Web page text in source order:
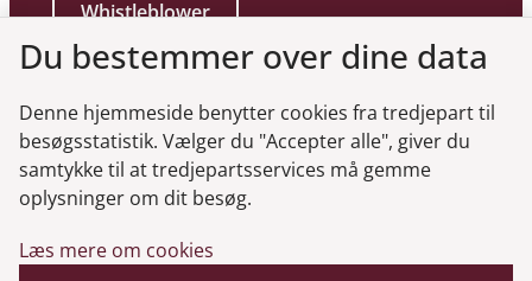
Whistleblower
Genveje
Gå til virksomhedsregisteret
Du bestemmer over dine data
Denne hjemmeside benytter cookies fra tredjepart til
besøgsstatistik. Vælger du "Accepter alle", giver du
samtykke til at tredjepartsservices må gemme
oplysninger om dit besøg.
Læs mere om cookies